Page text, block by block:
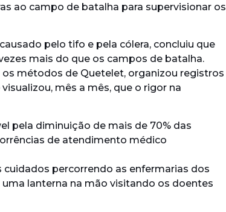
ao campo de batalha para supervisionar os
pelo tifo e pela cólera, concluiu que
mais do que os campos de batalha.
métodos de Quetelet, organizou registros
mês a mês, que o rigor na
pela diminuição de mais de 70% das
de atendimento médico
percorrendo as enfermarias dos
lanterna na mão visitando os doentes